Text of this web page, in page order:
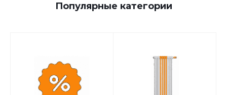
Популярные категории